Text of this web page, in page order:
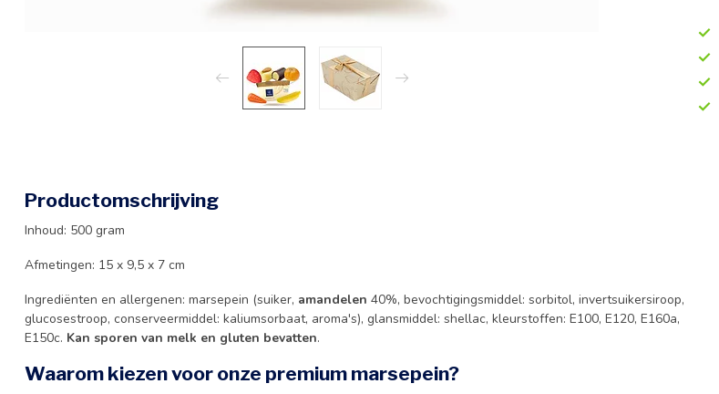
Productomschrijving
Inhoud: 500 gram
Afmetingen: 15 x 9,5 x 7 cm
Ingrediënten en allergenen: marsepein (suiker, amandelen 40%, bevochtigingsmiddel: sorbitol, invertsuikersiroop,
glucosestroop, conserveermiddel: kaliumsorbaat, aroma's), glansmiddel: shellac, kleurstoffen: E100, E120, E160a,
E150c. Kan sporen van melk en gluten bevatten.
Waarom kiezen voor onze premium marsepein?